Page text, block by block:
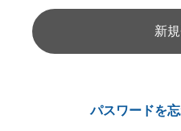
新
パスワードを